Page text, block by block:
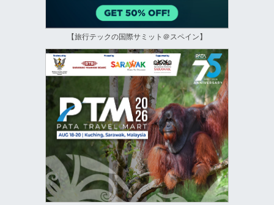
【旅行テックの国際サミット＠スペイン】